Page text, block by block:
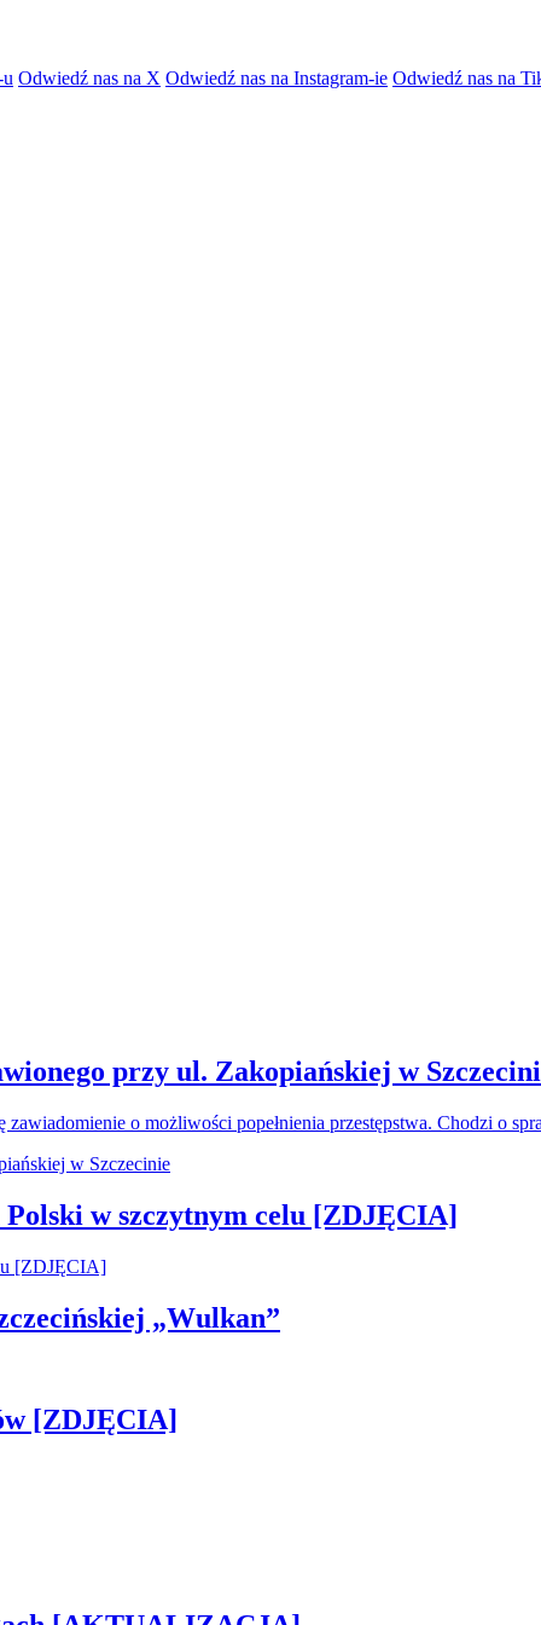
Odwiedź nas na X Odwiedź nas na Instagram-ie Odwiedź nas na
przy ul. Zakopiańskiej w
o możliwości popełnienia przestępstwa. Chodzi o
w szczytnym celu [ZDJĘCIA]
„Wulkan”
[ZDJĘCIA]